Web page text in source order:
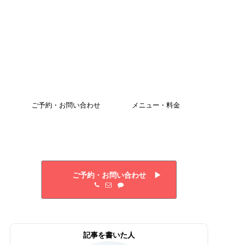
ご予約・お問い合わせ
メニュー・料金
ご予約・お問い合わせ ▶︎
記事を書いた人